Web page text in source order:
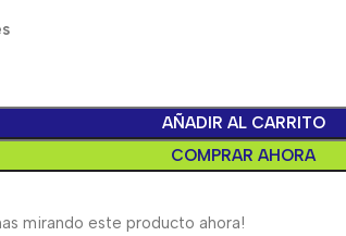
AÑADIR AL CARRITO
COMPRAR AHORA
mirando este producto ahora!